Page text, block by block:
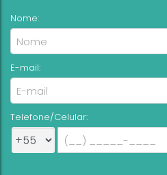
Nome:
E-mail:
Telefone/Celular: